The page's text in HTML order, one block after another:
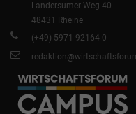
Landersumer Weg 40
48431 Rheine
(+49) 5971 92164-0